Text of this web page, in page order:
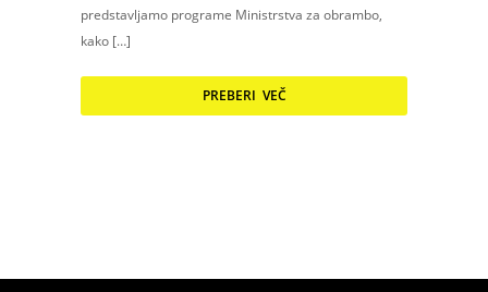
predstavljamo programe Ministrstva za obrambo,
kako […]
PREBERI VEČ